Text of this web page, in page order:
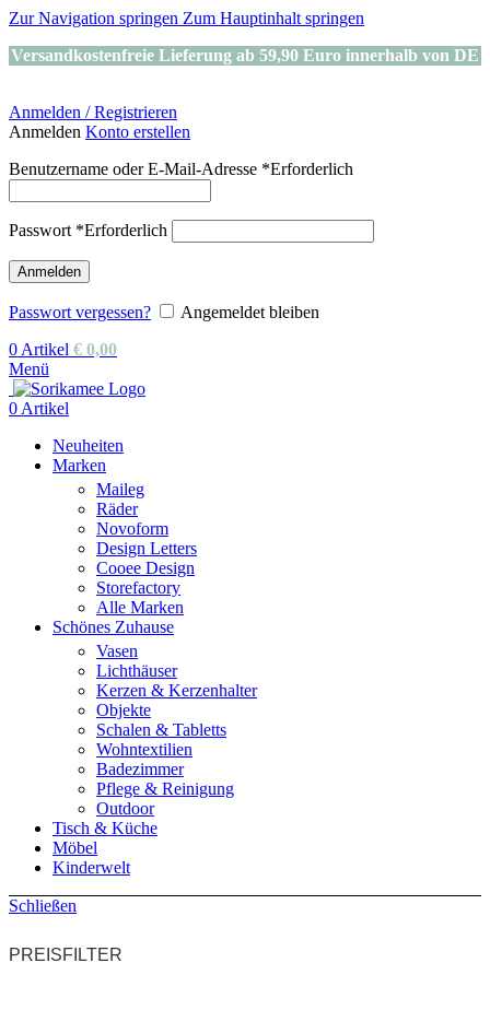
Zur Navigation springen Zum Hauptinhalt springen
Versandkostenfreie Lieferung ab 59,90 Euro innerhalb von DE
Anmelden / Registrieren
Anmelden Konto erstellen
Benutzername oder E-Mail-Adresse *Erforderlich
Passwort *Erforderlich
Anmelden
Passwort vergessen?
Angemeldet bleiben
0 Artikel € 0,00
Menü
0 Artikel
Neuheiten
Marken
Maileg
Räder
Novoform
Design Letters
Cooee Design
Storefactory
Alle Marken
Schönes Zuhause
Vasen
Lichthäuser
Kerzen & Kerzenhalter
Objekte
Schalen & Tabletts
Wohntextilien
Badezimmer
Pflege & Reinigung
Outdoor
Tisch & Küche
Möbel
Kinderwelt
Schließen
PREISFILTER